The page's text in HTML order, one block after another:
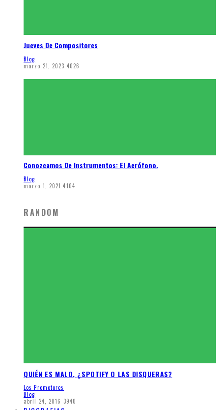
Jueves De Compositores
Blog
marzo 21, 2023 4026
Conozcamos De Instrumentos: El Aerófono.
Blog
marzo 1, 2021 4104
RANDOM
QUIÉN ES MALO, ¿SPOTIFY O LAS DISQUERAS?
Los Promotores
Blog
abril 24, 2016 3940